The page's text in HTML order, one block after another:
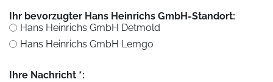
Ihr bevorzugter Hans Heinrichs GmbH-Standort:
Hans Heinrichs GmbH Detmold
Hans Heinrichs GmbH Lemgo
Ihre Nachricht *: